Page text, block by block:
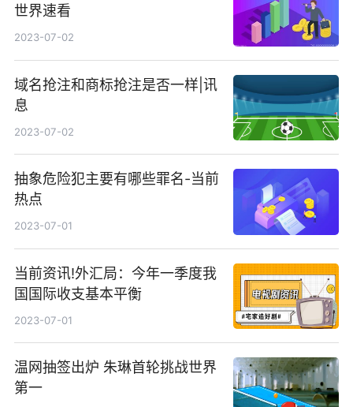
世界速看
2023-07-02
域名抢注和商标抢注是否一样|讯
息
2023-07-02
抽象危险犯主要有哪些罪名-当前
热点
2023-07-01
当前资讯!外汇局：今年一季度我
国国际收支基本平衡
2023-07-01
温网抽签出炉 朱琳首轮挑战世界
第一